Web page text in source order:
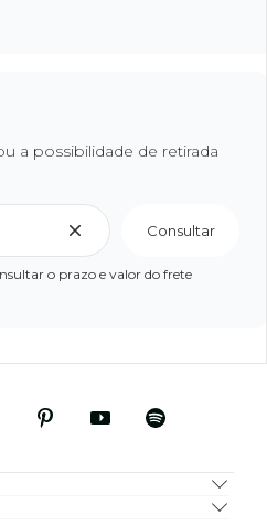
a possibilidade de retirada
Consultar
o prazo e valor do frete